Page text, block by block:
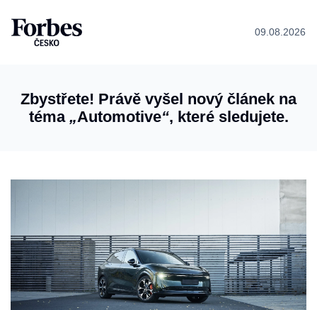
09.08.2026
Zbystřete! Právě vyšel nový článek na
téma „Automotive“, které sledujete.